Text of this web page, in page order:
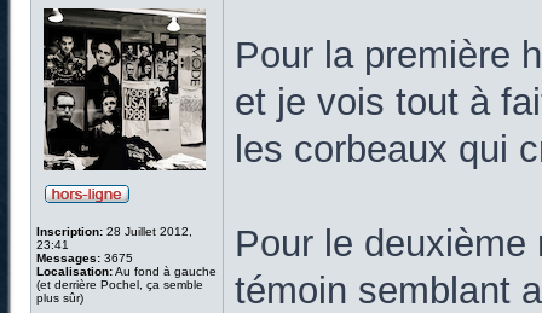
Inscription: 28 Juillet 2012,
23:41
Messages: 3675
Localisation:Au fond à gauche
(et derrière Pochel, ça semble
plus sûr)
Pour la première
et je vois tout à
les corbeaux qui
Pour le
témoin semblant